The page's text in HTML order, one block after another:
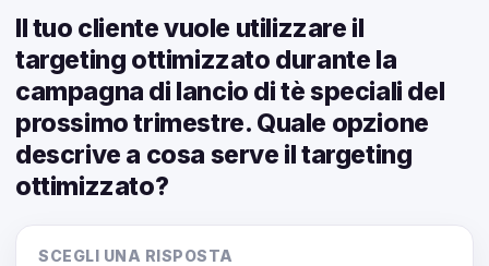
Il tuo cliente vuole utilizzare il
targeting ottimizzato durante la
campagna di lancio di tè speciali del
prossimo trimestre. Quale opzione
descrive a cosa serve il targeting
ottimizzato?
SCEGLI UNA RISPOSTA